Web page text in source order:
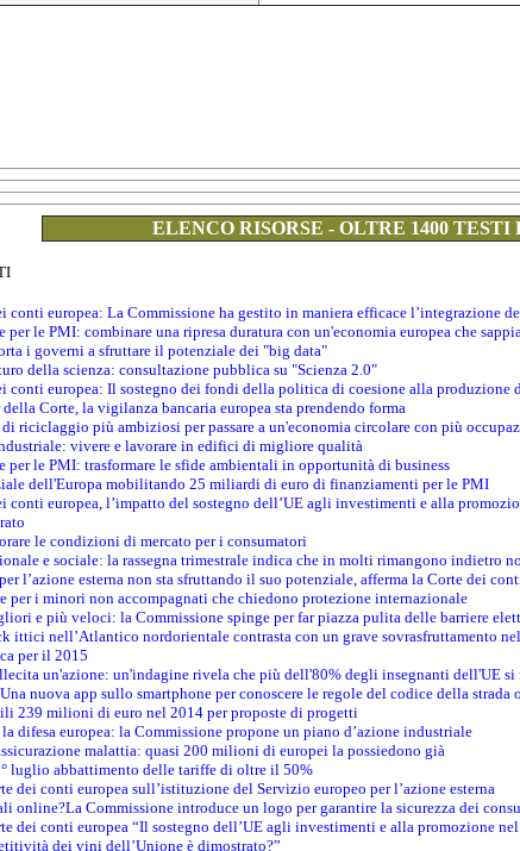
ELENCO RISORSE - OLTRE 1400
conti europea: La Commissione ha gestito in maniera efficace l’integrazione
per le PMI: combinare una ripresa duratura con un'economia europea che
i governi a sfruttare il potenziale dei "big data"
della scienza: consultazione pubblica su "Scienza 2.0"
conti europea: Il sostegno dei fondi della politica di coesione alla
Corte, la vigilanza bancaria europea sta prendendo forma
riciclaggio più ambiziosi per passare a un'economia circolare con più
vivere e lavorare in edifici di migliore qualità
per le PMI: trasformare le sfide ambientali in opportunità di business
dell'Europa mobilitando 25 miliardi di euro di finanziamenti per le PMI
conti europea, l’impatto del sostegno dell’UE agli investimenti e alla
le condizioni di mercato per i consumatori
e sociale: la rassegna trimestrale indica che in molti rimangono indietro
l’azione esterna non sta sfruttando il suo potenziale, afferma la Corte dei
per i minori non accompagnati che chiedono protezione internazionale
e più veloci: la Commissione spinge per far piazza pulita delle barriere
ittici nell’Atlantico nordorientale contrasta con un grave sovrasfruttamento
per il 2015
un'azione: un'indagine rivela che più dell'80% degli insegnanti dell'UE
nuova app sullo smartphone per conoscere le regole del codice della strada
239 milioni di euro nel 2014 per proposte di progetti
difesa europea: la Commissione propone un piano d’azione industriale
malattia: quasi 200 milioni di europei la possiedono già
luglio abbattimento delle tariffe di oltre il 50%
dei conti europea sull’istituzione del Servizio europeo per l’azione esterna
online?La Commissione introduce un logo per garantire la sicurezza dei
dei conti europea “Il sostegno dell’UE agli investimenti e alla promozione
dei vini dell’Unione è dimostrato?”